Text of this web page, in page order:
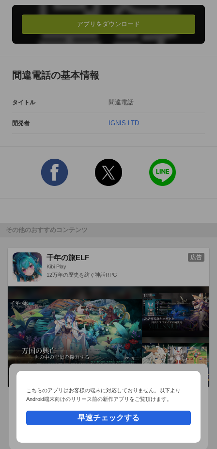
アプリをダウンロード
間違電話の基本情報
タイトル 間違電話
開発者 IGNIS LTD.
その他のおすすめコンテンツ
千年の旅ELF
Kibi Play
12万年の歴史を紡ぐ神話RPG
広告
おすすめ事前予約アプリ
こちらのアプリはお客様の端末に対応しておりません。以下より
Android端末向けのリリース前の新作アプリをご覧頂けます。
早速チェックする